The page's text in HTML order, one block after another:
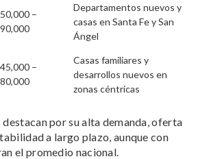
–
Departamentos nuevos y
casas en Santa Fe y San
Ángel
–
Casas familiares y
desarrollos nuevos en
zonas céntricas
destacan por su alta demanda, oferta
a largo plazo, aunque con
el promedio nacional.